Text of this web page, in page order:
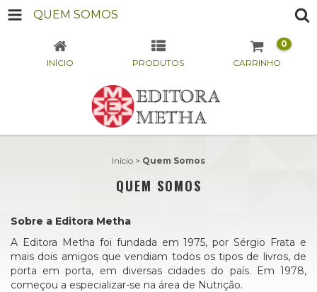
QUEM SOMOS
INÍCIO PRODUTOS CARRINHO
0
Início > Quem Somos
QUEM SOMOS
Sobre a Editora Metha
A Editora Metha foi fundada em 1975, por Sérgio Frata e
mais dois amigos que vendiam todos os tipos de livros, de
porta em porta, em diversas cidades do país. Em 1978,
começou a especializar-se na área de Nutrição.